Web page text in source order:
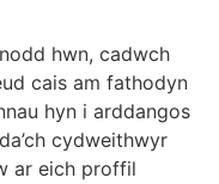
hwn, cadwch
cais am fathodyn
hyn i arddangos
cydweithwyr
ar eich proffil